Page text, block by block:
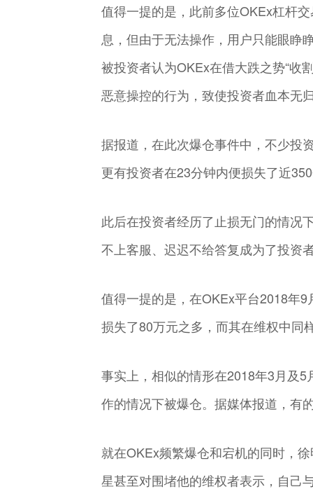
值得一提的是，此前多位OKEx杠杆
息，但由于无法操作，用户只能眼睁
被投资者认为OKEx在借大跌之势“收
恶意操控的行为，致使投资者血本无
据报道，在此次爆仓事件中，不少投
更有投资者在23分钟内便损失了近
此后在投资者经历了止损无门的情况
不上客服、迟迟不给答复成为了投资
值得一提的是，在OKEx平台2018年
损失了80万元之多，而其在维权中同
事实上，相似的情形在2018年3月及
作的情况下被爆仓。据媒体报道，有
就在OKEx频繁爆仓和宕机的同时，
星甚至对围堵他的维权者表示，自己